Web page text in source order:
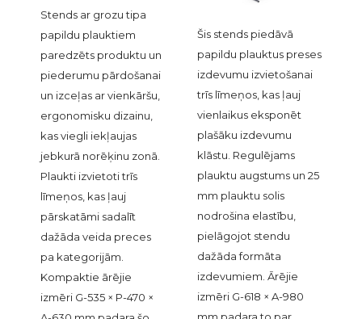
Stends ar grozu tipa
papildu plauktiem
paredzēts produktu un
piederumu pārdošanai
un izceļas ar vienkāršu,
ergonomisku dizainu,
kas viegli iekļaujas
jebkurā norēķinu zonā.
Plaukti izvietoti trīs
līmeņos, kas ļauj
pārskatāmi sadalīt
dažāda veida preces
pa kategorijām.
Kompaktie ārējie
izmēri G-535 × P-470 ×
Šis stends piedāvā
papildu plauktus preses
izdevumu izvietošanai
trīs līmeņos, kas ļauj
vienlaikus eksponēt
plašāku izdevumu
klāstu. Regulējams
plauktu augstums un 25
mm plauktu solis
nodrošina elastību,
pielāgojot stendu
dažāda formāta
izdevumiem. Ārējie
izmēri G-618 × A-980